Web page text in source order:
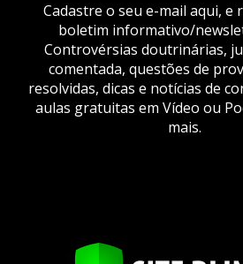
Cadastre o seu e-mail aqui, e
boletim informativo/
Controvérsias doutrinárias,
comentada, questões de
resolvidas, dicas e notícias de
aulas gratuitas em Vídeo ou
mais.